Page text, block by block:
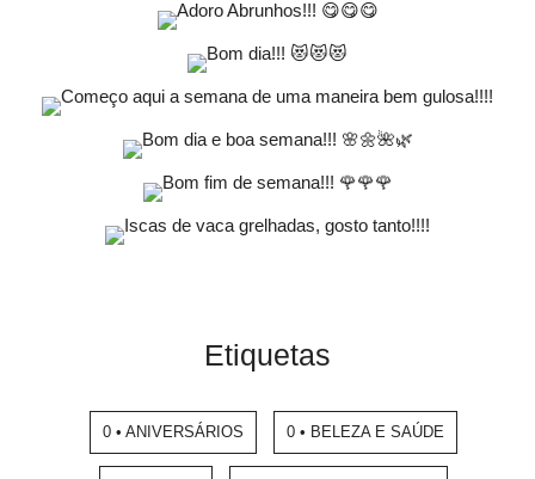
Etiquetas
0 • ANIVERSÁRIOS 0 • BELEZA E SAÚDE